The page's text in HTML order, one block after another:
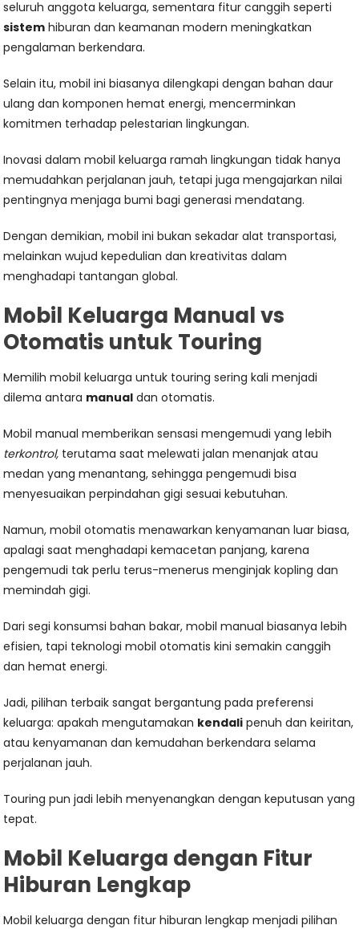
seluruh anggota keluarga, sementara fitur canggih seperti
sistem hiburan dan keamanan modern meningkatkan
pengalaman berkendara.
Selain itu, mobil ini biasanya dilengkapi dengan bahan daur
ulang dan komponen hemat energi, mencerminkan
komitmen terhadap pelestarian lingkungan.
Inovasi dalam mobil keluarga ramah lingkungan tidak hanya
memudahkan perjalanan jauh, tetapi juga mengajarkan nilai
pentingnya menjaga bumi bagi generasi mendatang.
Dengan demikian, mobil ini bukan sekadar alat transportasi,
melainkan wujud kepedulian dan kreativitas dalam
menghadapi tantangan global.
Mobil Keluarga Manual vs
Otomatis untuk Touring
Memilih mobil keluarga untuk touring sering kali menjadi
dilema antara manual dan otomatis.
Mobil manual memberikan sensasi mengemudi yang lebih
terkontrol, terutama saat melewati jalan menanjak atau
medan yang menantang, sehingga pengemudi bisa
menyesuaikan perpindahan gigi sesuai kebutuhan.
Namun, mobil otomatis menawarkan kenyamanan luar biasa,
apalagi saat menghadapi kemacetan panjang, karena
pengemudi tak perlu terus-menerus menginjak kopling dan
memindah gigi.
Dari segi konsumsi bahan bakar, mobil manual biasanya lebih
efisien, tapi teknologi mobil otomatis kini semakin canggih
dan hemat energi.
Jadi, pilihan terbaik sangat bergantung pada preferensi
keluarga: apakah mengutamakan kendali penuh dan keiritan,
atau kenyamanan dan kemudahan berkendara selama
perjalanan jauh.
Touring pun jadi lebih menyenangkan dengan keputusan yang
tepat.
Mobil Keluarga dengan Fitur
Hiburan Lengkap
Mobil keluarga dengan fitur hiburan lengkap menjadi pilihan